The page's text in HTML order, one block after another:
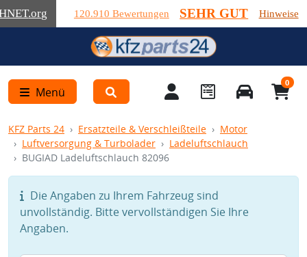
.org 120.910 Bewertungen SEHR GUT Hinweise
Menü
0
KFZ Parts 24 Ersatzteile & Verschleißteile
Motor
Luftversorgung & Turbolader
Ladeluftschlauch
BUGIAD Ladeluftschlauch 82096
Die Angaben zu Ihrem Fahrzeug sind
unvollständig. Bitte vervollständigen Sie Ihre
Angaben.